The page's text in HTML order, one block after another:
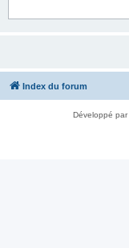
Index du forum
Développé par